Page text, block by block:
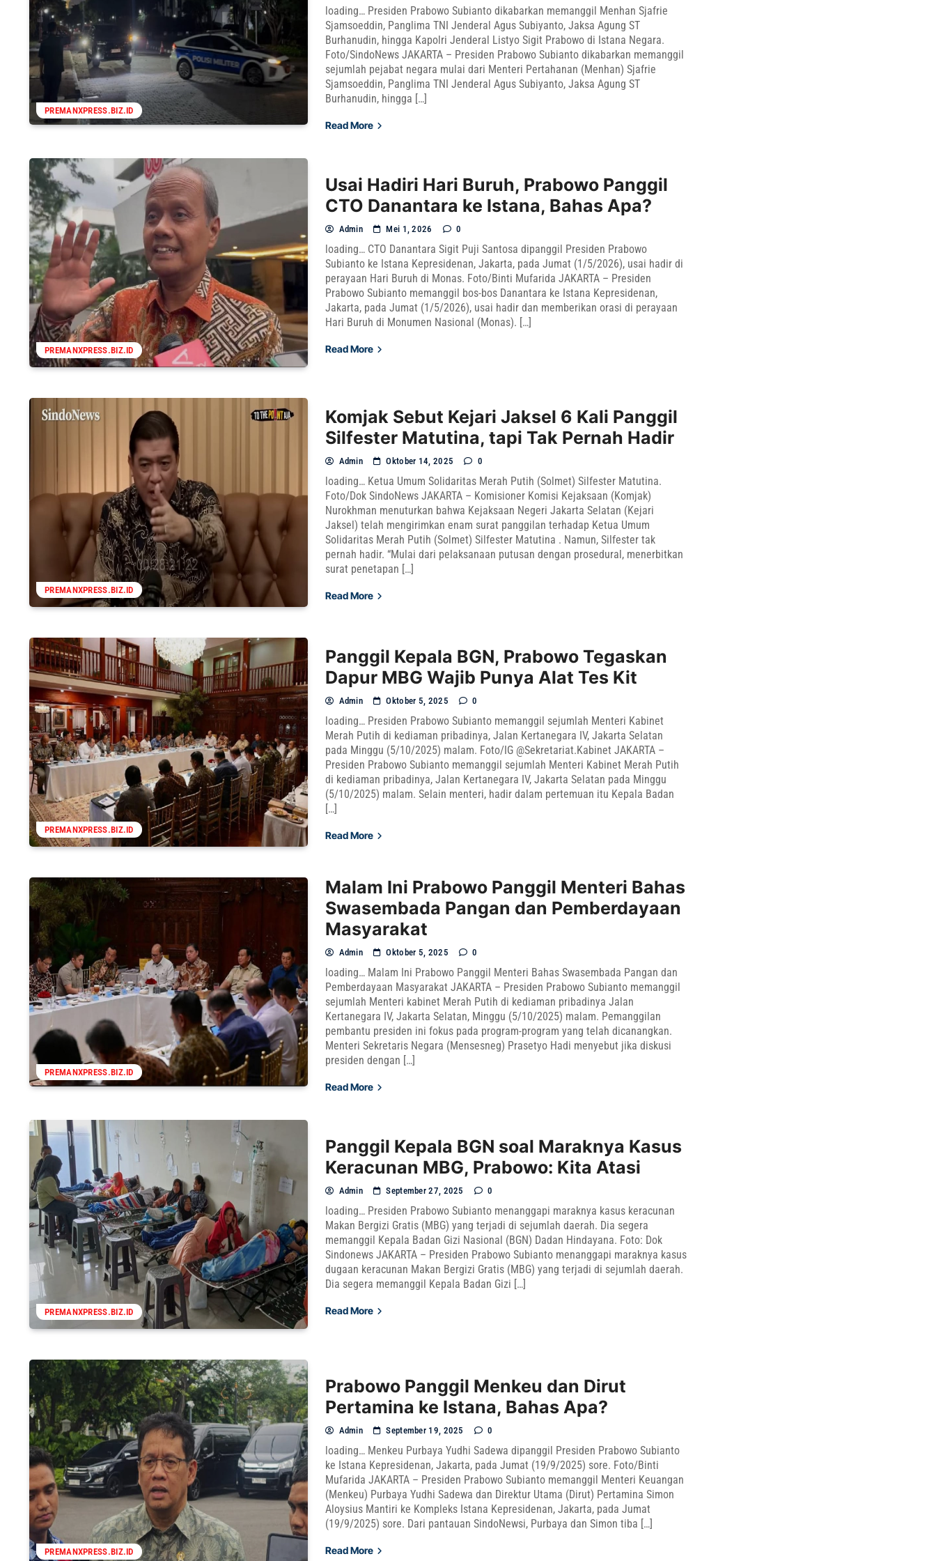
PREMANXPRESS.BIZ.ID
loading… Presiden Prabowo Subianto dikabarkan memanggil Menhan Sjafrie
Sjamsoeddin, Panglima TNI Jenderal Agus Subiyanto, Jaksa Agung ST
Burhanudin, hingga Kapolri Jenderal Listyo Sigit Prabowo di Istana Negara.
Foto/SindoNews JAKARTA – Presiden Prabowo Subianto dikabarkan memanggil
sejumlah pejabat negara mulai dari Menteri Pertahanan (Menhan) Sjafrie
Sjamsoeddin, Panglima TNI Jenderal Agus Subiyanto, Jaksa Agung ST
Burhanudin, hingga […]
Read More
PREMANXPRESS.BIZ.ID
Usai Hadiri Hari Buruh, Prabowo Panggil
CTO Danantara ke Istana, Bahas Apa?
Admin Mei 1, 2026 0
loading… CTO Danantara Sigit Puji Santosa dipanggil Presiden Prabowo
Subianto ke Istana Kepresidenan, Jakarta, pada Jumat (1/5/2026), usai hadir di
perayaan Hari Buruh di Monas. Foto/Binti Mufarida JAKARTA – Presiden
Prabowo Subianto memanggil bos-bos Danantara ke Istana Kepresidenan,
Jakarta, pada Jumat (1/5/2026), usai hadir dan memberikan orasi di perayaan
Hari Buruh di Monumen Nasional (Monas). […]
Read More
PREMANXPRESS.BIZ.ID
Komjak Sebut Kejari Jaksel 6 Kali Panggil
Silfester Matutina, tapi Tak Pernah Hadir
Admin Oktober 14, 2025 0
loading… Ketua Umum Solidaritas Merah Putih (Solmet) Silfester Matutina.
Foto/Dok SindoNews JAKARTA – Komisioner Komisi Kejaksaan (Komjak)
Nurokhman menuturkan bahwa Kejaksaan Negeri Jakarta Selatan (Kejari
Jaksel) telah mengirimkan enam surat panggilan terhadap Ketua Umum
Solidaritas Merah Putih (Solmet) Silfester Matutina . Namun, Silfester tak
pernah hadir. “Mulai dari pelaksanaan putusan dengan prosedural, menerbitkan
surat penetapan […]
Read More
PREMANXPRESS.BIZ.ID
Panggil Kepala BGN, Prabowo Tegaskan
Dapur MBG Wajib Punya Alat Tes Kit
Admin Oktober 5, 2025 0
loading… Presiden Prabowo Subianto memanggil sejumlah Menteri Kabinet
Merah Putih di kediaman pribadinya, Jalan Kertanegara IV, Jakarta Selatan
pada Minggu (5/10/2025) malam. Foto/IG @Sekretariat.Kabinet JAKARTA –
Presiden Prabowo Subianto memanggil sejumlah Menteri Kabinet Merah Putih
di kediaman pribadinya, Jalan Kertanegara IV, Jakarta Selatan pada Minggu
(5/10/2025) malam. Selain menteri, hadir dalam pertemuan itu Kepala Badan
[…]
Read More
PREMANXPRESS.BIZ.ID
Malam Ini Prabowo Panggil Menteri Bahas
Swasembada Pangan dan Pemberdayaan
Masyarakat
Admin Oktober 5, 2025 0
loading… Malam Ini Prabowo Panggil Menteri Bahas Swasembada Pangan dan
Pemberdayaan Masyarakat JAKARTA – Presiden Prabowo Subianto memanggil
sejumlah Menteri kabinet Merah Putih di kediaman pribadinya Jalan
Kertanegara IV, Jakarta Selatan, Minggu (5/10/2025) malam. Pemanggilan
pembantu presiden ini fokus pada program-program yang telah dicanangkan.
Menteri Sekretaris Negara (Mensesneg) Prasetyo Hadi menyebut jika diskusi
presiden dengan […]
Read More
PREMANXPRESS.BIZ.ID
Panggil Kepala BGN soal Maraknya Kasus
Keracunan MBG, Prabowo: Kita Atasi
Admin September 27, 2025 0
loading… Presiden Prabowo Subianto menanggapi maraknya kasus keracunan
Makan Bergizi Gratis (MBG) yang terjadi di sejumlah daerah. Dia segera
memanggil Kepala Badan Gizi Nasional (BGN) Dadan Hindayana. Foto: Dok
Sindonews JAKARTA – Presiden Prabowo Subianto menanggapi maraknya kasus
dugaan keracunan Makan Bergizi Gratis (MBG) yang terjadi di sejumlah daerah.
Dia segera memanggil Kepala Badan Gizi […]
Read More
PREMANXPRESS.BIZ.ID
Prabowo Panggil Menkeu dan Dirut
Pertamina ke Istana, Bahas Apa?
Admin September 19, 2025 0
loading… Menkeu Purbaya Yudhi Sadewa dipanggil Presiden Prabowo Subianto
ke Istana Kepresidenan, Jakarta, pada Jumat (19/9/2025) sore. Foto/Binti
Mufarida JAKARTA – Presiden Prabowo Subianto memanggil Menteri Keuangan
(Menkeu) Purbaya Yudhi Sadewa dan Direktur Utama (Dirut) Pertamina Simon
Aloysius Mantiri ke Kompleks Istana Kepresidenan, Jakarta, pada Jumat
(19/9/2025) sore. Dari pantauan SindoNewsi, Purbaya dan Simon tiba […]
Read More